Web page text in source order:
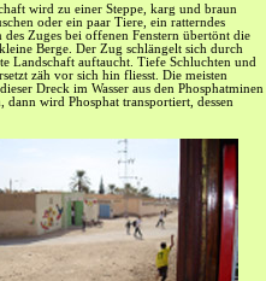
wird zu einer Steppe, karg und braun
oder ein paar Tiere, ein ratterndes
Zuges bei offenen Fenstern übertönt die
Berge. Der Zug schlängelt sich durch
Landschaft auftaucht. Tiefe Schluchten und
zäh vor sich hin fliesst. Die meisten
Dreck im Wasser aus den Phosphatminen
dann wird Phosphat transportiert, dessen